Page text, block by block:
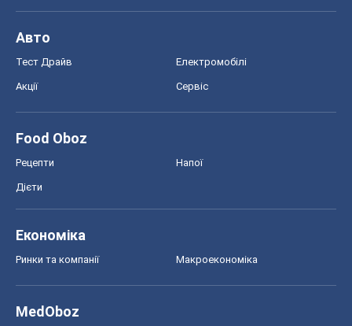
Авто
Тест Драйв Електромобілі
Акції Сервіс
Food Oboz
Рецепти Напої
Дієти
Економіка
Ринки та компанії Макроекономіка
MedOboz